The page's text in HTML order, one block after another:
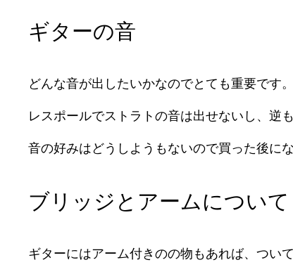
ギターの音
どんな音が出したいかなのでとても重要です。
レスポールでストラトの音は出せないし、逆も
音の好みはどうしようもないので買った後に
ブリッジとアームについて
ギターにはアーム付きのの物もあれば、つい